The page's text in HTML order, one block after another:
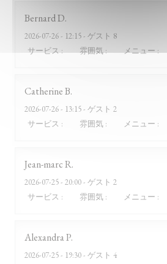
BernardD
2026-07-26 - 12:15 - ゲスト 8
サービス:5/5 雰囲気:5/5 メニュー:5
CatherineB
2026-07-26- 13:15 - ゲスト 2
サービス : 雰囲気 : メニュー :
Jean-marcR
2026-07-25- 20:00 - ゲスト 2
サービス : 雰囲気 : メニュー :
AlexandraP
2026-07-25- 19:30 - ゲスト 4